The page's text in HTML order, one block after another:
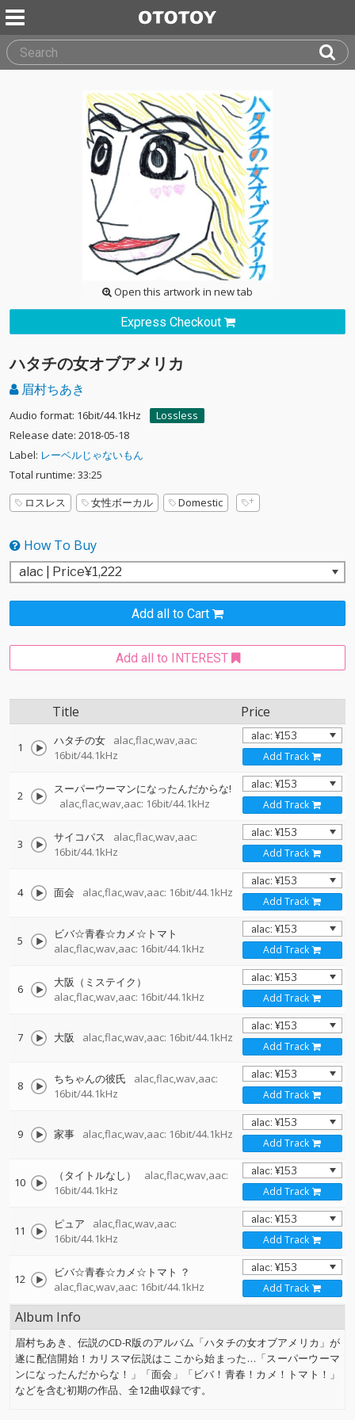
Open this artwork in new tab
Express Checkout
ハタチの女オブアメリカ
眉村ちあき
Audio format: 16bit/44.1kHz
Lossless
Release date: 2018-05-18
Label: レーベルじゃないもん
Total runtime: 33:25
ロスレス
女性ボーカル Domestic
How To Buy
Add all to Cart
Add all to INTEREST
Title Price
1 ハタチの女
alac,flac,wav,aac:
16bit/44.1kHz
Add Track
2
スーパーウーマンになったんだからな!
alac,flac,wav,aac: 16bit/44.1kHz
Add Track
3 サイコパス
alac,flac,wav,aac:
16bit/44.1kHz
Add Track
4 面会 alac,flac,wav,aac: 16bit/44.1kHz
Add Track
5
ビバ☆青春☆カメ☆トマト
alac,flac,wav,aac: 16bit/44.1kHz
Add Track
6
大阪（ミステイク）
alac,flac,wav,aac: 16bit/44.1kHz
Add Track
7 大阪 alac,flac,wav,aac: 16bit/44.1kHz
Add Track
8 ちちゃんの彼氏
alac,flac,wav,aac:
16bit/44.1kHz
Add Track
9 家事 alac,flac,wav,aac: 16bit/44.1kHz
Add Track
10 （タイトルなし）
alac,flac,wav,aac:
16bit/44.1kHz
Add Track
11 ピュア
alac,flac,wav,aac:
16bit/44.1kHz
Add Track
12
ビバ☆青春☆カメ☆トマト ？
alac,flac,wav,aac: 16bit/44.1kHz
Add Track
Album Info
眉村ちあき、伝説のCD-R版のアルバム「ハタチの女オブアメリカ」が
遂に配信開始！カリスマ伝説はここから始まった…「スーパーウーマ
ンになったんだからな！」「面会」「ビバ！青春！カメ！トマト！」
などを含む初期の作品、全12曲収録です。